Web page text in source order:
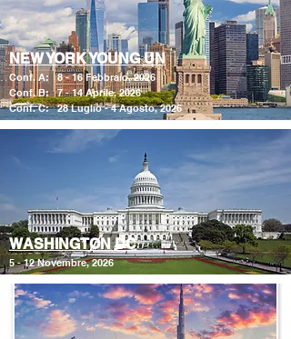
NEW YORK YOUNG UN
Conf. A: 8 - 16 Febbraio, 2026
Conf. B: 7 - 14 Aprile, 2026
Conf. C: 28 Luglio - 4 Agosto, 2026
WASHINGTON DC
5 - 12 Novembre, 2026